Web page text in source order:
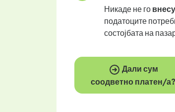
Никаде не го
податоците
состојбата на
Дали сум
соодветно платен/а?